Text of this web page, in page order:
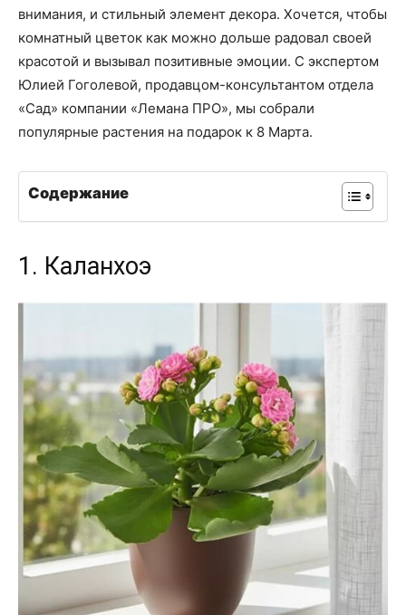
внимания, и стильный элемент декора. Хочется, чтобы
комнатный цветок как можно дольше радовал своей
красотой и вызывал позитивные эмоции. С экспертом
Юлией Гоголевой, продавцом-консультантом отдела
«Сад» компании «Лемана ПРО», мы собрали
популярные растения на подарок к 8 Марта.
Содержание
1. Каланхоэ